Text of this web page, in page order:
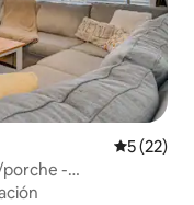
5 (22)
porche -